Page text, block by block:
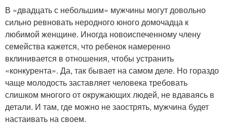
В «двадцать с небольшим» мужчины могут довольно
сильно ревновать неродного юного домочадца к
любимой женщине. Иногда новоиспеченному члену
семейства кажется, что ребенок намеренно
вклинивается в отношения, чтобы устранить
«конкурента». Да, так бывает на самом деле. Но гораздо
чаще молодость заставляет человека требовать
слишком многого от окружающих людей, не вдаваясь в
детали. И там, где можно не заострять, мужчина будет
настаивать на своем.